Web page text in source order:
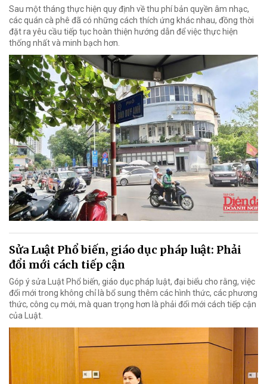
Sau một tháng thực hiện quy định về thu phí bản quyền âm nhạc,
các quán cà phê đã có những cách thích ứng khác nhau, đồng thời
đặt ra yêu cầu tiếp tục hoàn thiện hướng dẫn để việc thực hiện
thống nhất và minh bạch hơn.
Sửa Luật Phổ biến, giáo dục pháp luật: Phải
đổi mới cách tiếp cận
Góp ý sửa Luật Phổ biến, giáo dục pháp luật, đại biểu cho rằng, việc
đổi mới trong không chỉ là bổ sung thêm các hình thức, các phương
thức, công cụ mới, mà quan trọng hơn là phải đổi mới cách tiếp cận
của Luật.